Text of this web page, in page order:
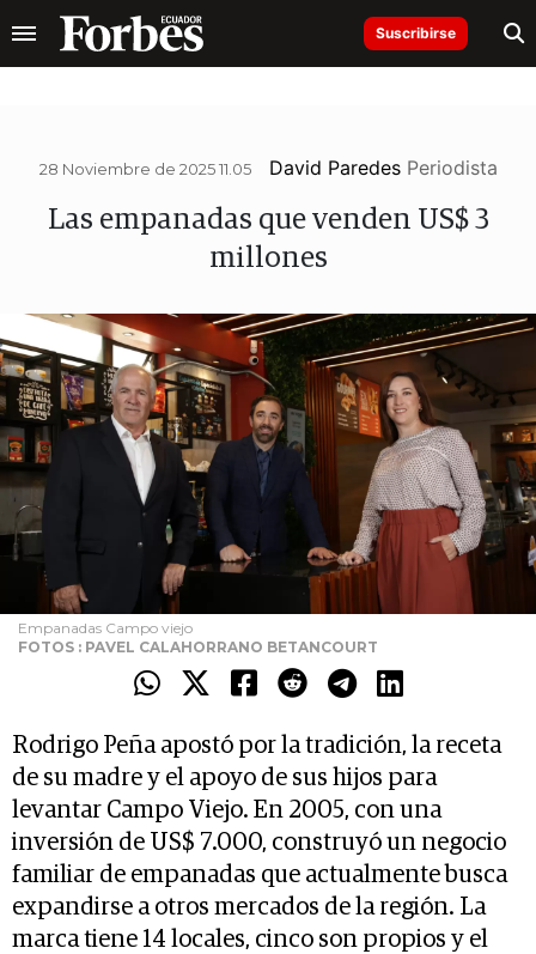
Suscribirse
28 Noviembre de 2025 11.05 David ParedesPeriodista
Las empanadas que venden US$ 3
millones
Empanadas Campo viejo
FOTOS : PAVEL CALAHORRANO BETANCOURT
Rodrigo Peña apostó por la tradición, la receta
de su madre y el apoyo de sus hijos para
levantar Campo Viejo. En 2005, con una
inversión de US$ 7.000, construyó un negocio
familiar de empanadas que actualmente busca
expandirse a otros mercados de la región. La
marca tiene 14 locales, cinco son propios y el